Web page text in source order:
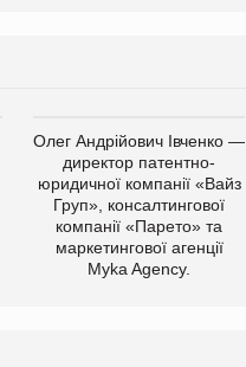
Олег Андрійович Івченко —
директор патентно-
юридичної компанії «Вайз
Груп», консалтингової
компанії «Парето» та
маркетингової агенції
Myka Agency.